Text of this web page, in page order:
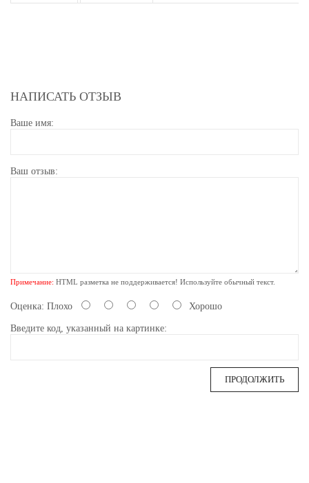
НАПИСАТЬ ОТЗЫВ
Ваше имя:
Ваш отзыв:
Примечание: HTML разметка не поддерживается! Используйте обычный текст.
Оценка: Плохо Хорошо
Введите код, указанный на картинке:
ПРОДОЛЖИТЬ